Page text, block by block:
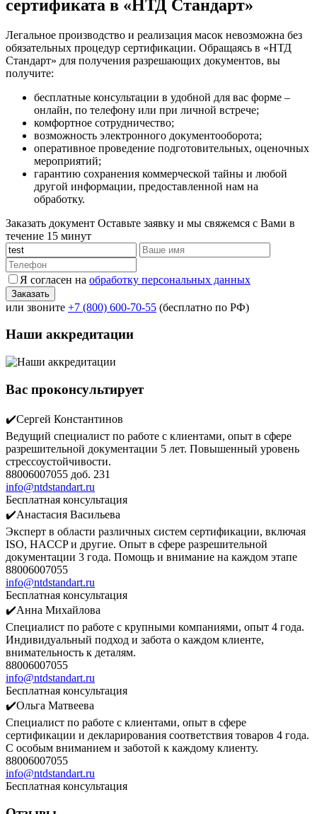
сертификата в «НТД Стандарт»
Легальное производство и реализация масок невозможна без
обязательных процедур сертификации. Обращаясь в «НТД
Стандарт» для получения разрешающих документов, вы
получите:
бесплатные консультации в удобной для вас форме –
онлайн, по телефону или при личной встрече;
комфортное сотрудничество;
возможность электронного документооборота;
оперативное проведение подготовительных, оценочных
мероприятий;
гарантию сохранения коммерческой тайны и любой
другой информации, предоставленной нам на
обработку.
Заказать документ Оставьте заявку и мы свяжемся с Вами в
течение 15 минут
Я согласен на обработку персональных данных
или звоните +7 (800) 600-70-55 (бесплатно по РФ)
Наши аккредитации
Вас проконсультирует
✔️Сергей Константинов
Ведущий специалист по работе с клиентами, опыт в сфере
разрешительной документации 5 лет. Повышенный уровень
стрессоустойчивости.
88006007055 доб. 231
info@ntdstandart.ru
Бесплатная консультация
✔️Анастасия Васильева
Эксперт в области различных систем сертификации, включая
ISO, HACCP и другие. Опыт в сфере разрешительной
документации 3 года. Помощь и внимание на каждом этапе
88006007055
info@ntdstandart.ru
Бесплатная консультация
✔️Анна Михайлова
Специалист по работе с крупными компаниями, опыт 4 года.
Индивидуальный подход и забота о каждом клиенте,
внимательность к деталям.
88006007055
info@ntdstandart.ru
Бесплатная консультация
✔️Ольга Матвеева
Специалист по работе с клиентами, опыт в сфере
сертификации и декларирования соответствия товаров 4 года.
С особым вниманием и заботой к каждому клиенту.
88006007055
info@ntdstandart.ru
Бесплатная консультация